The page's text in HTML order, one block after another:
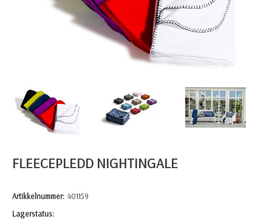
FLEECEPLEDD NIGHTINGALE
Artikkelnummer: 401159
Lagerstatus: